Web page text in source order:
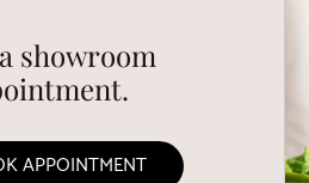
showroom
APPOINTMENT